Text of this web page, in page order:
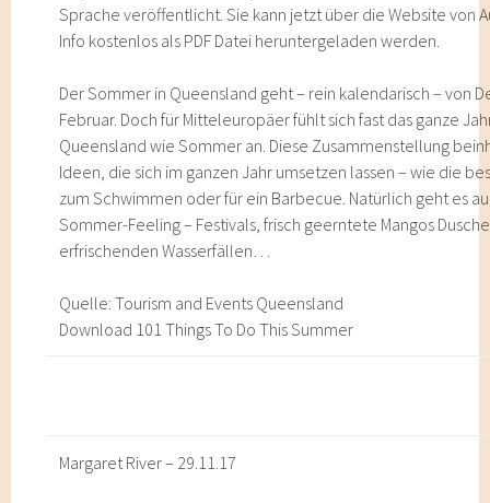
Sprache veröffentlicht. Sie kann jetzt über die Website von
Info kostenlos als PDF Datei heruntergeladen werden.
Der Sommer in Queensland geht – rein kalendarisch – von
Februar. Doch für Mitteleuropäer fühlt sich fast das ganze
Queensland wie Sommer an. Diese Zusammenstellung
Ideen, die sich im ganzen Jahr umsetzen lassen – wie die
zum Schwimmen oder für ein Barbecue. Natürlich geht es
Sommer-Feeling – Festivals, frisch geerntete Mangos
erfrischenden Wasserfällen…
Quelle: Tourism and Events Queensland
Download 101 Things To Do This Summer
Margaret River – 29.11.17